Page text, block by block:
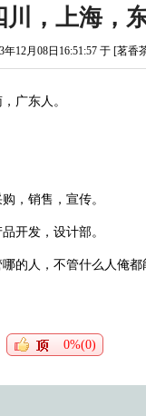
，上海，
年12月08日16:51:57 于 [茗香
广东人。
，销售，宣传。
开发，设计部。
的人，不管什么人俺
0%(0)